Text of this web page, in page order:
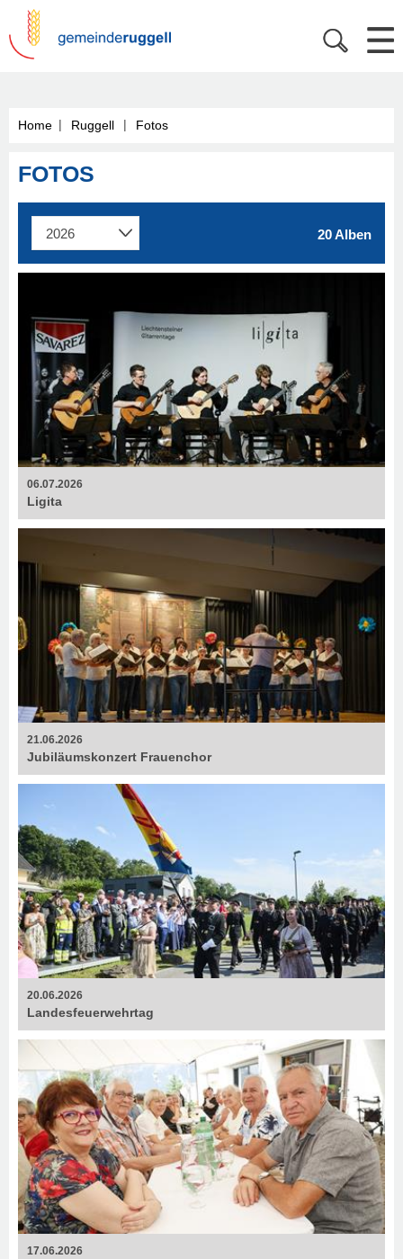
Home | Ruggell | Fotos
FOTOS
20 Alben
06.07.2026
Ligita
21.06.2026
Jubiläumskonzert Frauenchor
20.06.2026
Landesfeuerwehrtag
17.06.2026